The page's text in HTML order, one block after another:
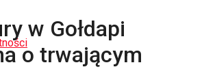
w Gołdapi
o trwającym